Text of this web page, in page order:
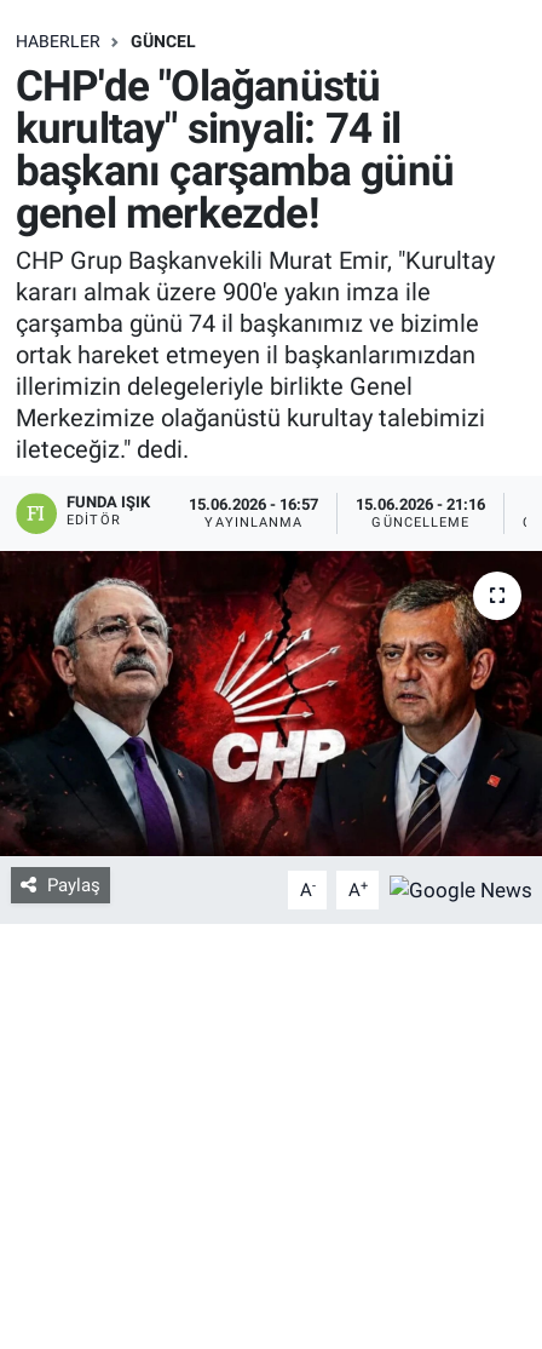
HABERLER GÜNCEL
CHP'de "Olağanüstü
kurultay" sinyali: 74 il
başkanı çarşamba günü
genel merkezde!
CHP Grup Başkanvekili Murat Emir, "Kurultay
kararı almak üzere 900'e yakın imza ile
çarşamba günü 74 il başkanımız ve bizimle
ortak hareket etmeyen il başkanlarımızdan
illerimizin delegeleriyle birlikte Genel
Merkezimize olağanüstü kurultay talebimizi
ileteceğiz." dedi.
FUNDA IŞIK
EDITÖR
15.06.2026 - 16:57
YAYINLANMA
15.06.2026 - 21:16
GÜNCELLEME
Paylaş A- A+
SAĞLIK
EKONOMİ
EĞİTİM
ÖZEL HABER
Keşfet
ASTROLOJİ
MANŞET
Bize ulaşın
İletişim/Künye
Yaşam
Gözden Kaçmasın
İletişim (Künye)